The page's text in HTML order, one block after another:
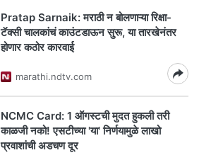
Pratap Sarnaik: मराठी न बोलणाऱ्या रिक्षा-
टॅक्सी चालकांचं काउंटडाऊन सुरू, या तारखेनंतर
होणार कठोर कारवाई
marathi.ndtv.com
NCMC Card: 1 ऑगस्टची मुदत हुकली तरी
काळजी नको! एसटीच्या 'या' निर्णयामुळे लाखो
प्रवाशांची अडचण दूर